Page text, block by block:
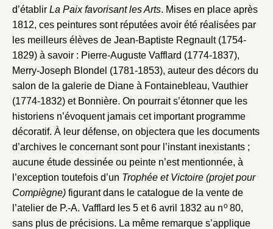
d’établir La Paix favorisant les Arts. Mises en place après
1812, ces peintures sont réputées avoir été réalisées par
les meilleurs élèves de Jean-Baptiste Regnault (1754-
1829) à savoir : Pierre-Auguste Vafflard (1774-1837),
Merry-Joseph Blondel (1781-1853), auteur des décors du
salon de la galerie de Diane à Fontainebleau, Vauthier
(1774-1832) et Bonnière. On pourrait s’étonner que les
historiens n’évoquent jamais cet important programme
décoratif. À leur défense, on objectera que les documents
d’archives le concernant sont pour l’instant inexistants ;
aucune étude dessinée ou peinte n’est mentionnée, à
l’exception toutefois d’un Trophée et Victoire (projet pour
Compiègne) figurant dans le catalogue de la vente de
l’atelier de P.-A. Vafflard les 5 et 6 avril 1832 au no80,
sans plus de précisions. La même remarque s’applique